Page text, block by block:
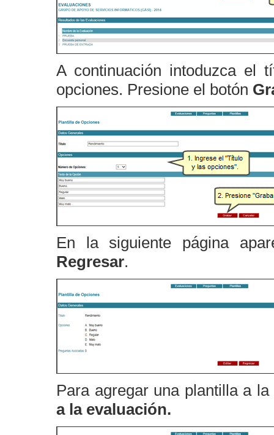
A continuación intoduzca el
opciones. Presione el botón
En la siguiente página
Regresar.
Para agregar una plantilla a
a la evaluación.